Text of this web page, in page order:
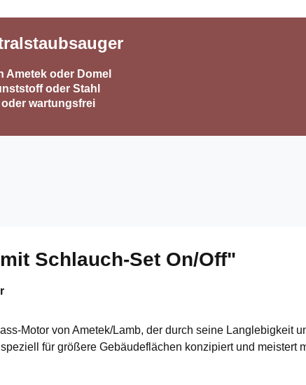
oder Domel
oder Stahl
wartungsfrei
Schlauch-Set On/Off"
Motor von Ametek/Lamb, der durch seine Langlebigkeit
für größere Gebäudeflächen konzipiert und meistert